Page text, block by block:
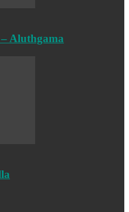
Aluthgama